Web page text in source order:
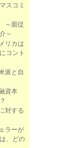
スコミ
～面従
～
リカは
コント
派と自
資本
対する
ラーが
、どの